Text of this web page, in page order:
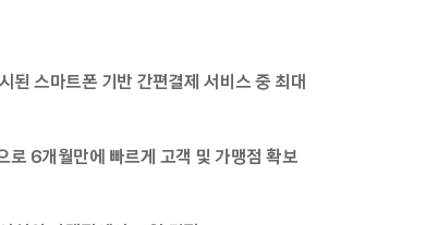
스마트폰 기반 간편결제 서비스 중 최대
6개월만에 빠르게 고객 및 가맹점 확보